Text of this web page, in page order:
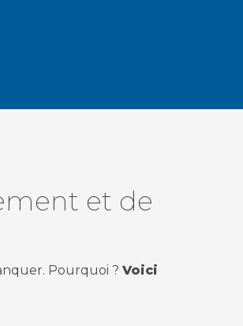
et de
Pourquoi ? Voici